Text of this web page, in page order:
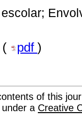
( pdf )
of this
under a Creative